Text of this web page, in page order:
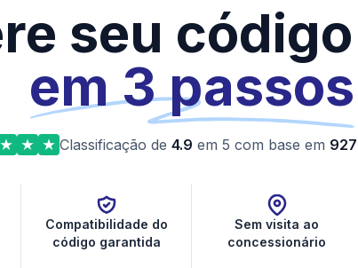
seu
em 3 passos
Classificação de 4.9 em 5 com base em 927
Compatibilidade do
código garantida
Sem visita ao
concessionário